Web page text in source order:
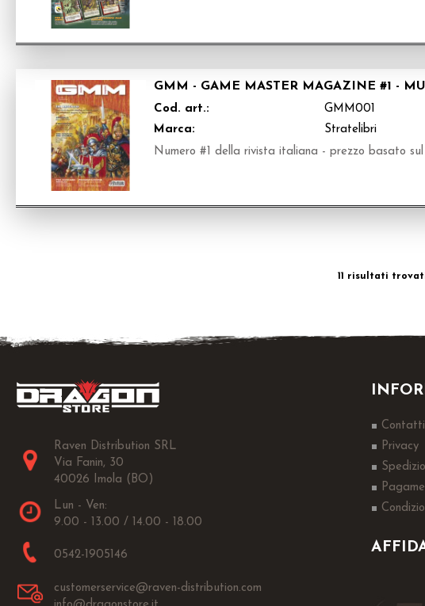
GMM - GAME MASTER MAGAZINE #1 -
Cod. art.:
GMM001
Marca:
Stratelibri
Numero #1 della rivista italiana - prezzo basato sul
11 risultati
Raven Distribution SRL
Via Fanin, 30
40026 Imola (BO)
Lun - Ven:
9.00 - 13.00 / 14.00 - 18.00
0542-1905146
customerservice@raven-distribution.com
Contatti
Privacy